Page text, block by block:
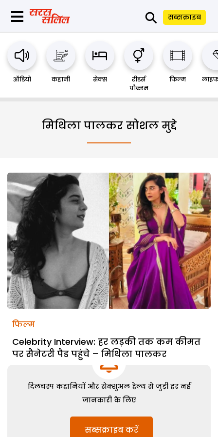
⚲ सब्सक्राइब
ऑडियो कहानी सेक्स
रीडर्स
प्रौब्लम
फिल्म
मिथिला पालकर सोशल मुद्दे
फिल्म
Celebrity Interview: हर लड़की तक कम कीमत
पर सैनेटरी पैड पहुंचे – मिथिला पालकर
दिलचस्प कहानियों और सेक्शुअल हेल्थ से जुड़ी हर नई
जानकारी के लिए
सब्सक्राइब करें